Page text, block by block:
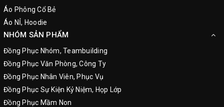
Áo Phông Cổ Bẻ
Áo NỈ, Hoodie
NHÓM SẢN PHẨM
Đồng Phục Nhóm, Teambuilding
Đồng Phục Văn Phòng, Công Ty
Đồng Phục Nhân Viên, Phục Vụ
Đồng Phục Sự Kiện Kỷ Niệm, Họp Lớp
Đồng Phục Mầm Non